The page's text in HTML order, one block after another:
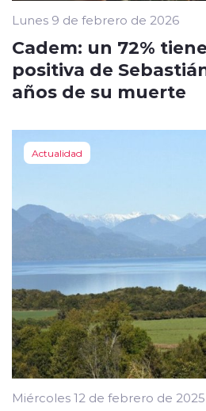
Lunes 9 de febrero de 2026
Cadem: un 72%
positiva de
años de su muerte
Actualidad
Miércoles 12 de febrero de 2025